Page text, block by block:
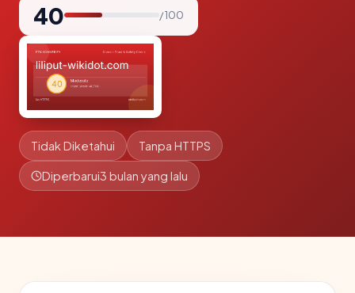
40 / 100
Tidak Diketahui Tanpa HTTPS
Diperbarui3 bulan yang lalu